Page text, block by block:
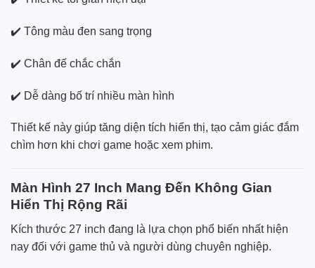
✔️ Tông màu đen sang trọng
✔️ Chân đế chắc chắn
✔️ Dễ dàng bố trí nhiều màn hình
Thiết kế này giúp tăng diện tích hiển thị, tạo cảm giác đắm
chìm hơn khi chơi game hoặc xem phim.
Màn Hình 27 Inch Mang Đến Không Gian
Hiển Thị Rộng Rãi
Kích thước 27 inch đang là lựa chọn phổ biến nhất hiện
nay đối với game thủ và người dùng chuyên nghiệp.